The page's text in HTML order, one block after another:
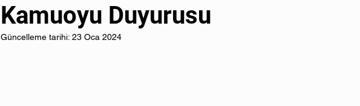
Kamuoyu Duyurusu
Güncelleme tarihi: 23 Oca 2024